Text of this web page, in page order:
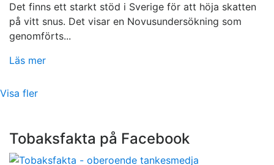
Det finns ett starkt stöd i Sverige för att höja skatten
på vitt snus. Det visar en Novusundersökning som
genomförts...
Läs mer
Visa fler
Tobaksfakta på Facebook